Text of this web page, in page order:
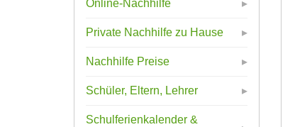
Online-Nachhilfe
Private Nachhilfe zu Hause
Nachhilfe Preise
Schüler, Eltern, Lehrer
Schulferienkalender &